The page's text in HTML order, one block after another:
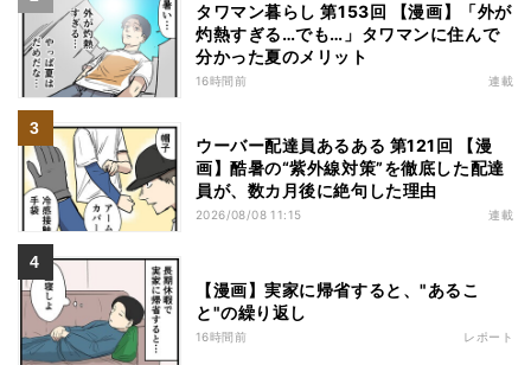
タワマン暮らし 第153回 【漫画】「外が
灼熱すぎる…でも…」タワマンに住んで
分かった夏のメリット
16時間前 連載
ウーバー配達員あるある 第121回 【漫
画】酷暑の“紫外線対策”を徹底した配達
員が、数カ月後に絶句した理由
2026/08/08 11:15 連載
【漫画】実家に帰省すると、"あるこ
と"の繰り返し
16時間前 レポート